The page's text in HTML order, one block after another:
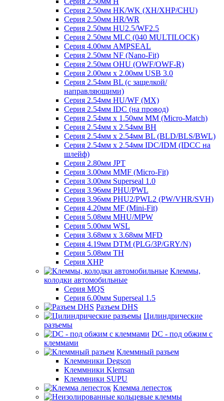
Серия 2.50мм HK/WK (XH/XHP/CHU)
Серия 2.50мм HR/WR
Серия 2.50мм HU2.5/WF2.5
Серия 2.50мм MLC (040 MULTILOCK)
Серия 4.00мм AMPSEAL
Серия 2.50мм NF (Nano-Fit)
Серия 2.50мм OHU (OWF/OWF-R)
Серия 2.00мм x 2.00мм USB 3.0
Серия 2.54мм BL (с защелкой/
направляющими)
Серия 2.54мм HU/WF (MX)
Серия 2.54мм IDC (на провод)
Серия 2.54мм х 1.50мм MM (Micro-Match)
Серия 2.54мм х 2.54мм BH
Серия 2.54мм х 2.54мм BL (BLD/BLS/BWL)
Серия 2.54мм х 2.54мм IDC/IDM (IDCC на
шлейф)
Серия 2.80мм JPT
Серия 3.00мм MMF (Micro-Fit)
Серия 3.00мм Superseal 1.0
Серия 3.96мм PHU/PWL
Серия 3.96мм PHU2/PWL2 (PW/VHR/SVH)
Серия 4.20мм MF (Mini-Fit)
Серия 5.08мм MHU/MPW
Серия 5.00мм WSL
Серия 3.68мм х 3.68мм MFD
Серия 4.19мм DTM (PLG/3P/GRY/N)
Серия 5.08мм TH
Серия XHP
Клеммы,
колодки автомобильные
Серия MQS
Серия 6.00мм Superseal 1.5
Разъем DHS
Цилиндрические
разъемы
DC - под обжим с
клеммами
Клеммный разъем
Клеммники Degson
Клеммники Klemsan
Клеммники SUPU
Клемма лепесток